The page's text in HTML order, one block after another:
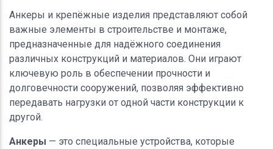
Анкеры и крепёжные изделия представляют собой
важные элементы в строительстве и монтаже,
предназначенные для надёжного соединения
различных конструкций и материалов. Они играют
ключевую роль в обеспечении прочности и
долговечности сооружений, позволяя эффективно
передавать нагрузки от одной части конструкции к
другой.
Анкеры — это специальные устройства, которые